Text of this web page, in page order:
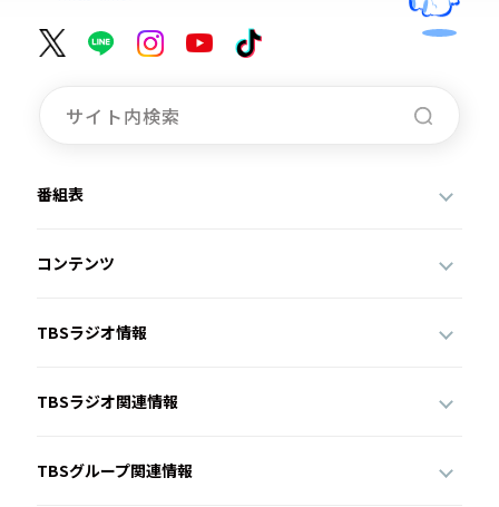
番組表
コンテンツ
TBSラジオ情報
TBSラジオ関連情報
TBSグループ関連情報